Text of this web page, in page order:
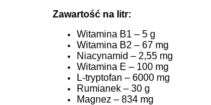
Zawartość na litr:
Witamina B1 – 5 g
Witamina B2 – 67 mg
Niacynamid – 2,55 mg
Witamina E – 100 mg
L-tryptofan – 6000 mg
Rumianek – 30 g
Magnez – 834 mg